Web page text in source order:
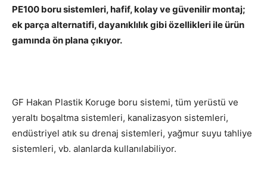
PE100 boru sistemleri,hafif, kolay ve güvenilir montaj;
ek parça alternatifi, dayanıklılık gibi özellikleri ile ürün
gamında ön plana çıkıyor.
GF Hakan Plastik Koruge boru sistemi, tüm yerüstü ve
yeraltı boşaltma sistemleri, kanalizasyon sistemleri,
endüstriyel atık su drenaj sistemleri, yağmur suyu tahliye
sistemleri, vb. alanlarda kullanılabiliyor.